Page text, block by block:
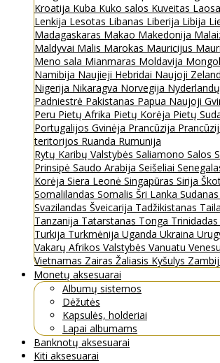
Kroatija Kuba Kuko salos Kuveitas
Lenkija Lesotas Libanas Liberija Libija
Madagaskaras Makao Makedonija
Maldyvai Malis Marokas Mauricijus
Meno sala Mianmaras Moldavija
Namibija Naujieji Hebridai Naujoji
Nigerija Nikaragva Norvegija
Padniestrė Pakistanas Papua Naujoji
Peru Pietų Afrika Pietų Korėja Pietų
Portugalijos Gvinėja Prancūzija
teritorijos Ruanda Rumunija
Rytų Karibų Valstybės Saliamono Salos
Prinsipė Saudo Arabija Seišeliai
Korėja Siera Leonė Singapūras Sirija
Somalilandas Somalis Šri Lanka Sudanas
Svazilandas Šveicarija Tadžikistanas
Tanzanija Tatarstanas Tonga
Turkija Turkmėnija Uganda Ukraina
Vakarų Afrikos Valstybės Vanuatu
Vietnamas Zairas Žaliasis Kyšulys
Monetų aksesuarai
Albumų sistemos
Dėžutės
Kapsulės, holderiai
Lapai albumams
Banknotų aksesuarai
Kiti aksesuarai